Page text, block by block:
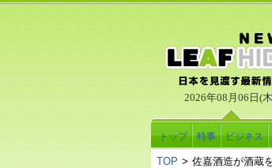
2026年08月06日(
トップ 時事 ビジネス
TOP > 佐嘉酒造が酒蔵